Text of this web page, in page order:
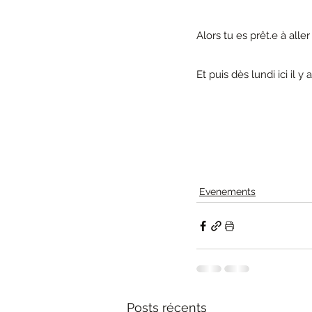
Alors tu es prêt.e à
Et puis dès lundi ici il y
Evenements
Posts récents